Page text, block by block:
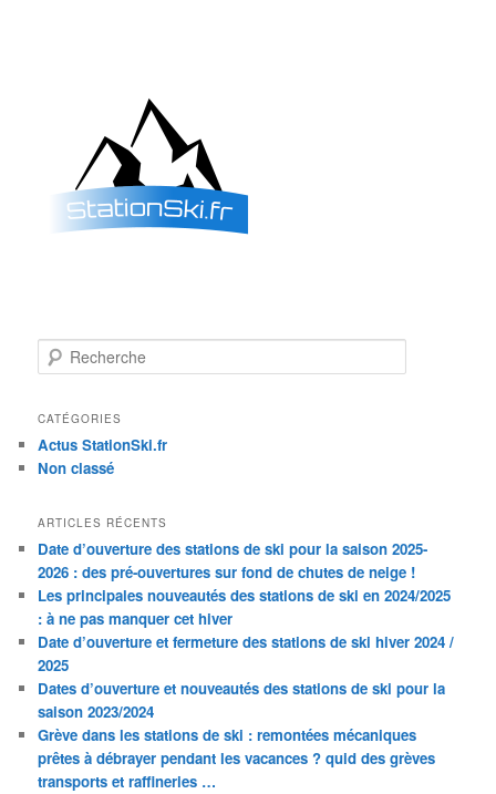
e
h
e
r
e
CATÉGORIES
Actus StationSki.fr
Non classé
ARTICLES RÉCENTS
Date d’ouverture des stations de ski pour la saison 2025-
2026 : des pré-ouvertures sur fond de chutes de neige !
Les principales nouveautés des stations de ski en 2024/2025
: à ne pas manquer cet hiver
Date d’ouverture et fermeture des stations de ski hiver 2024 /
2025
Dates d’ouverture et nouveautés des stations de ski pour la
saison 2023/2024
Grève dans les stations de ski : remontées mécaniques
prêtes à débrayer pendant les vacances ? quid des grèves
transports et raffineries …